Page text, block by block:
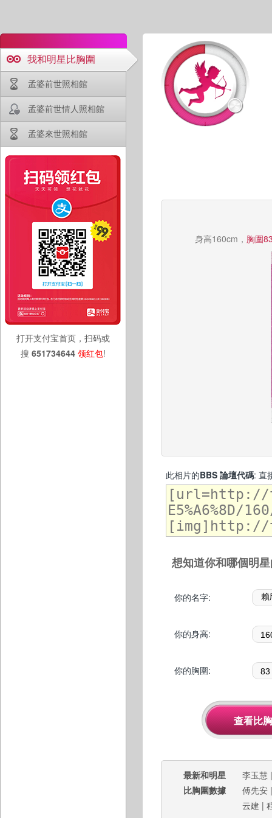
我和明星比胸圍
孟婆前世照相館
孟婆前世情人照相館
孟婆來世照相館
打开支付宝首页，扫码或
搜 651734644 领红包!
身高160cm， 胸圍
此相片的BBS 論壇代碼: 直
想知道你和哪個明
你的名字:
你的身高:
你的胸圍:
最新和明星
比胸圍數據
李玉慧
傅先安
云建 |